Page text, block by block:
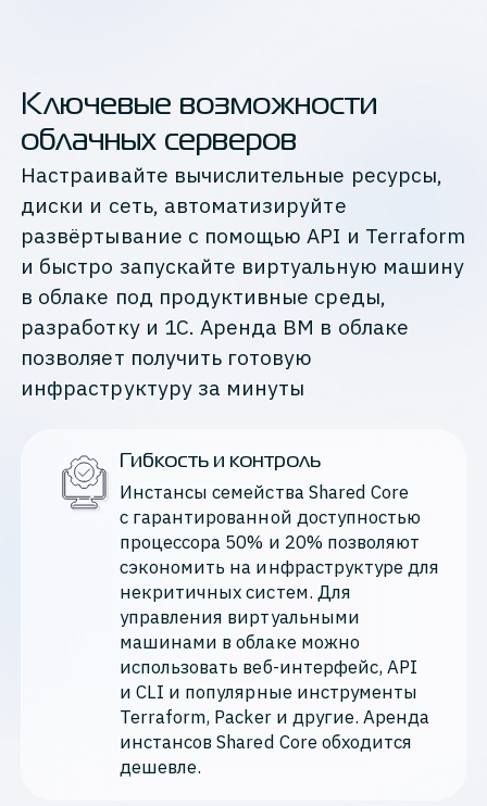
Ключевые возможности
облачных серверов
Настраивайте вычислительные ресурсы,
диски и сеть, автоматизируйте
развёртывание с помощью API и Terraform
и быстро запускайте виртуальную машину
в облаке под продуктивные среды,
разработку и 1С. Аренда ВМ в облаке
позволяет получить готовую
инфраструктуру за минуты
Гибкость и контроль
Инстансы семейства Shared Core
с гарантированной доступностью
процессора 50% и 20% позволяют
сэкономить на инфраструктуре для
некритичных систем. Для
управления виртуальными
машинами в облаке можно
использовать веб-интерфейс, API
и CLI и популярные инструменты
Terraform, Packer и другие. Аренда
инстансов Shared Core обходится
дешевле.